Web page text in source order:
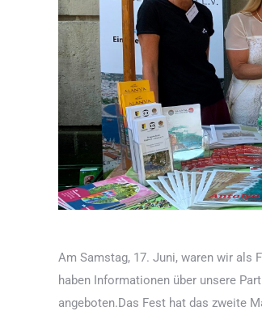
Am Samstag, 17. Juni, waren wir als
haben Informationen über unsere
angeboten.Das Fest hat das zweite